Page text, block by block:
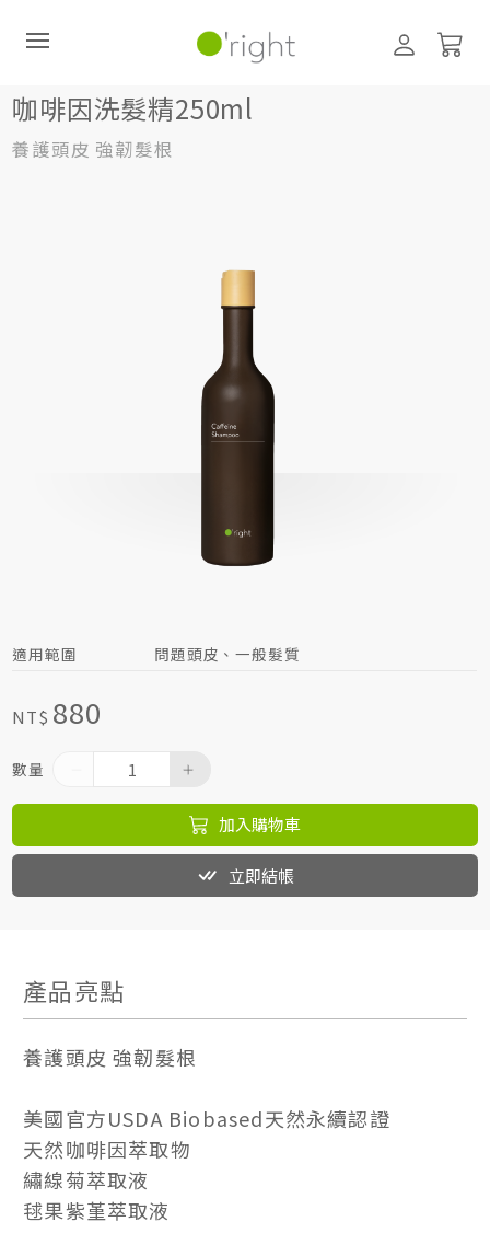
直購訂閱制
咖啡因洗髮精250ml
咖啡因洗髮精250ml
養護頭皮 強韌髮根
適用範圍 問題頭皮、一般髮質
NT$ 880
數量
加入購物車
立即結帳
產品亮點
養護頭皮 強韌髮根
美國官方USDA Biobased天然永續認證
天然咖啡因萃取物
繡線菊萃取液
毬果紫堇萃取液